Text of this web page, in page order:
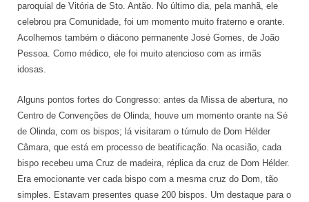
paroquial de Vitória de Sto. Antão. No último dia, pela manhã, ele
celebrou pra Comunidade, foi um momento muito fraterno e orante.
Acolhemos também o diácono permanente José Gomes, de João
Pessoa. Como médico, ele foi muito atencioso com as irmãs
idosas.
Alguns pontos fortes do Congresso: antes da Missa de abertura, no
Centro de Convenções de Olinda, houve um momento orante na Sé
de Olinda, com os bispos; lá visitaram o túmulo de Dom Hélder
Câmara, que está em processo de beatificação. Na ocasião, cada
bispo recebeu uma Cruz de madeira, réplica da cruz de Dom Hélder.
Era emocionante ver cada bispo com a mesma cruz do Dom, tão
simples. Estavam presentes quase 200 bispos. Um destaque para o